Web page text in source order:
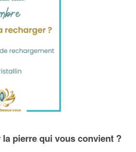
pierre qui vous convient ?